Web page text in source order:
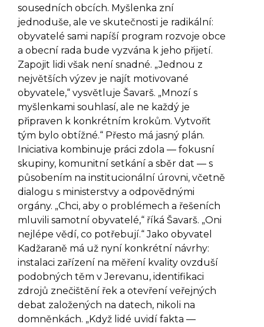
sousedních obcích. Myšlenka zní
jednoduše, ale ve skutečnosti je radikální:
obyvatelé sami napíší program rozvoje obce
a obecní rada bude vyzvána k jeho přijetí.
Zapojit lidi však není snadné. „Jednou z
největších výzev je najít motivované
obyvatele,“ vysvětluje Šavarš. „Mnozí s
myšlenkami souhlasí, ale ne každý je
připraven k konkrétním krokům. Vytvořit
tým bylo obtížné.“ Přesto má jasný plán.
Iniciativa kombinuje práci zdola — fokusní
skupiny, komunitní setkání a sběr dat — s
působením na institucionální úrovni, včetně
dialogu s ministerstvy a odpovědnými
orgány. „Chci, aby o problémech a řešeních
mluvili samotní obyvatelé,“ říká Šavarš. „Oni
nejlépe vědí, co potřebují.“ Jako obyvatel
Kadžaraně má už nyní konkrétní návrhy:
instalaci zařízení na měření kvality ovzduší
podobných těm v Jerevanu, identifikaci
zdrojů znečištění řek a otevření veřejných
debat založených na datech, nikoli na
domněnkách. „Když lidé uvidí fakta —